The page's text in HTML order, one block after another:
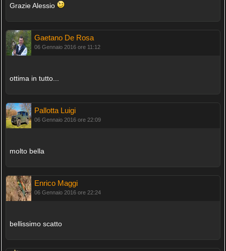
Grazie Alessio
Gaetano De Rosa
06 Gennaio 2016 ore 11:12
ottima in tutto...
Pallotta Luigi
06 Gennaio 2016 ore 22:09
molto bella
Enrico Maggi
06 Gennaio 2016 ore 22:24
bellissimo scatto